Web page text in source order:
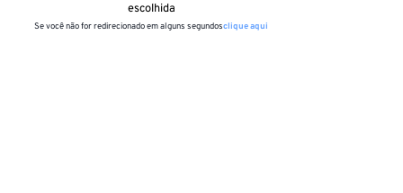
escolhida
Se você não for redirecionado em alguns segundosclique aqui